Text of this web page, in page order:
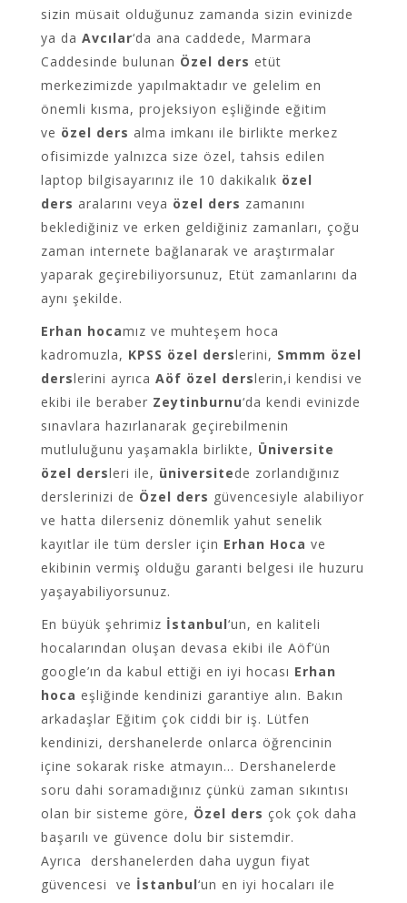
sizin müsait olduğunuz zamanda sizin evinizde
ya da Avcılar‘da ana caddede, Marmara
Caddesinde bulunan Özel ders etüt
merkezimizde yapılmaktadır ve gelelim en
önemli kısma, projeksiyon eşliğinde eğitim
ve özel ders alma imkanı ile birlikte merkez
ofisimizde yalnızca size özel, tahsis edilen
laptop bilgisayarınız ile 10 dakikalık özel
ders aralarını veya özel ders zamanını
beklediğiniz ve erken geldiğiniz zamanları, çoğu
zaman internete bağlanarak ve araştırmalar
yaparak geçirebiliyorsunuz, Etüt zamanlarını da
aynı şekilde.
Erhan hocamız ve muhteşem hoca
kadromuzla, KPSS özel derslerini, Smmm özel
derslerini ayrıca Aöf özel derslerin,i kendisi ve
ekibi ile beraber Zeytinburnu‘da kendi evinizde
sınavlara hazırlanarak geçirebilmenin
mutluluğunu yaşamakla birlikte, Üniversite
özel dersleri ile, üniversitede zorlandığınız
derslerinizi de Özel ders güvencesiyle alabiliyor
ve hatta dilerseniz dönemlik yahut senelik
kayıtlar ile tüm dersler için Erhan Hoca ve
ekibinin vermiş olduğu garanti belgesi ile huzuru
yaşayabiliyorsunuz.
En büyük şehrimiz İstanbul‘un, en kaliteli
hocalarından oluşan devasa ekibi ile Aöf’ün
google’ın da kabul ettiği en iyi hocası Erhan
hoca eşliğinde kendinizi garantiye alın. Bakın
arkadaşlar Eğitim çok ciddi bir iş. Lütfen
kendinizi, dershanelerde onlarca öğrencinin
içine sokarak riske atmayın… Dershanelerde
soru dahi soramadığınız çünkü zaman sıkıntısı
olan bir sisteme göre, Özel ders çok çok daha
başarılı ve güvence dolu bir sistemdir.
Ayrıca dershanelerden daha uygun fiyat
güvencesi ve İstanbul‘un en iyi hocaları ile